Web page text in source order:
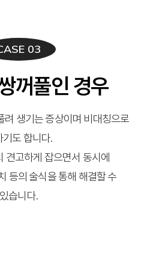
03
꺼풀인 경우
려 생기는 증상이며 비대칭으로
기도 합니다.
견고하게 잡으면서 동시에
등의 술식을 통해 해결할 수
있습니다.